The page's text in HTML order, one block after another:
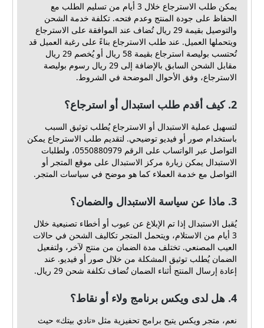
يمكن طلب الاسترجاع خلال 3 أيام من تسليم الطلب مع
الحفاظ على جودة المنتج وعدم فتحه. تكلفة خدمة الشحن
والتوصيل بقيمة 29 ريال تُضاف عند الموافقة على الاسترجاع
ويتحملها العميل. عند طلب الاسترجاع بناءً على رغبة العميل قد
تُحتسب بوليصة استرجاع بقيمة 58 ريال أو يُخصم 29 ريال
مقابل الشحن السابق بالإضافة إلى 29 ريال رسوم بوليصة
الاسترجاع، وفق الأحوال الموضحة في الشروط.
2. كيف أقدم طلب استبدال أو استرجاع؟
لتسهيل عملية الاستبدال أو الاسترجاع يُطلب توثيق السبب
باستخدام صور أو فيديو توضيحي. لتقديم طلب الاسترجاع يمكن
التواصل عبر الواتساب على الرقم 0550880979، ولطلبات
الاستبدال يمكن زيارة مركز الاستبدال على موقع المتجر أو
التواصل مع خدمة العملاء كما هو موضح في سياسات المتجر.
3. ماذا عن سياسة الاستبدال والضمان؟
يُقبل الاستبدال إذا تم الإبلاغ عن عيوب أو أخطاء تصنيعية خلال
3 أيام من الاستلام، ويتحمل المتجر تكاليف الشحن في حالات
العيب المصنعي. تختلف مدة الضمان من منتج لآخر، ولتفعيل
الضمان يُطلب توثيق المشكلة من خلال صور أو فيديو. عند
إعادة إرسال المنتج أثناء الضمان تُضاف تكلفة شحن 29 ريال.
4. هل لدى ويكس برنامج ولاء أو نقاط؟
نعم، متجر ويكس يتيح برامج تحفيزية مثل «نادي بيتك» حيث